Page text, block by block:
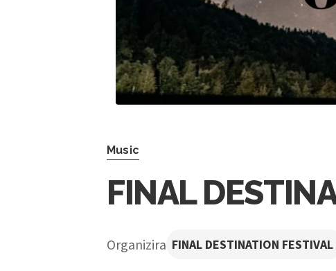
Music
FINAL
Organizira FINAL DESTINATION FESTIVAL